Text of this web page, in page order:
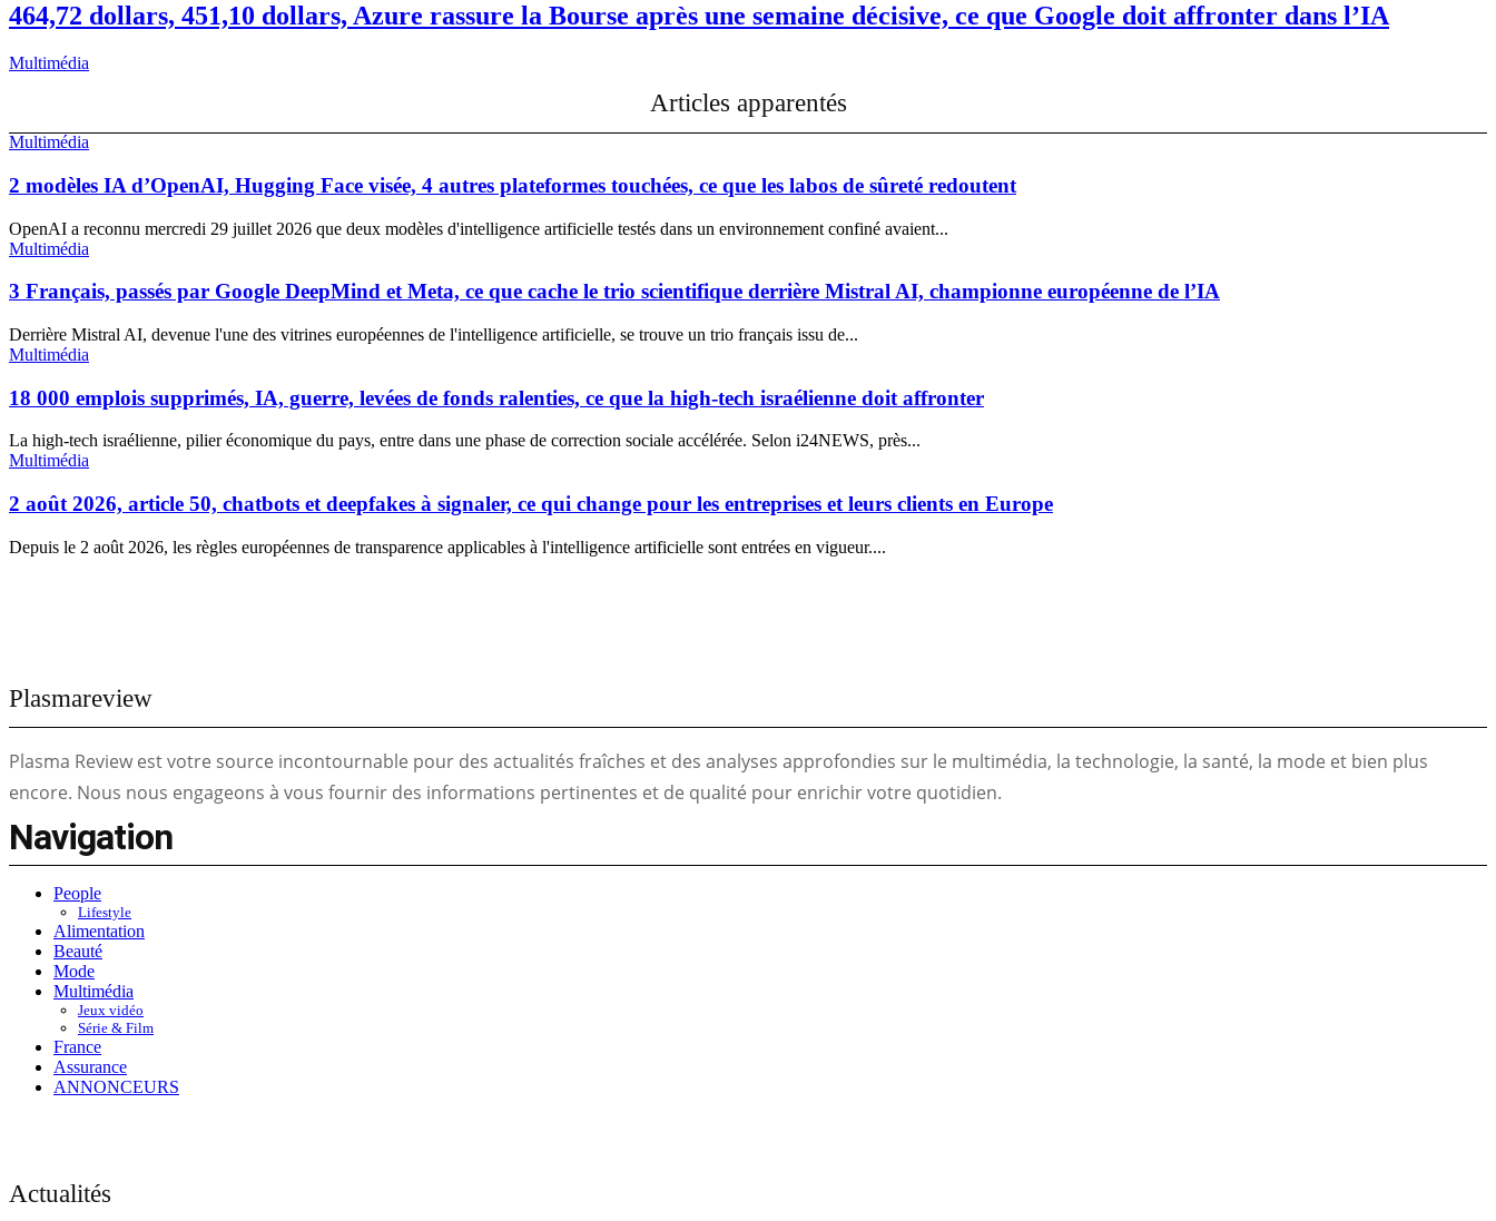
464,72 dollars, 451,10 dollars, Azure rassure la Bourse après une semaine décisive, ce que Google doit affronter dans l’IA
Multimédia
Articles apparentés
Multimédia
2 modèles IA d’OpenAI, Hugging Face visée, 4 autres plateformes touchées, ce que les labos de sûreté redoutent
OpenAI a reconnu mercredi 29 juillet 2026 que deux modèles d'intelligence artificielle testés dans un environnement confiné avaient...
Multimédia
3 Français, passés par Google DeepMind et Meta, ce que cache le trio scientifique derrière Mistral AI, championne européenne de l’IA
Derrière Mistral AI, devenue l'une des vitrines européennes de l'intelligence artificielle, se trouve un trio français issu de...
Multimédia
18 000 emplois supprimés, IA, guerre, levées de fonds ralenties, ce que la high-tech israélienne doit affronter
La high-tech israélienne, pilier économique du pays, entre dans une phase de correction sociale accélérée. Selon i24NEWS, près...
Multimédia
2 août 2026, article 50, chatbots et deepfakes à signaler, ce qui change pour les entreprises et leurs clients en Europe
Depuis le 2 août 2026, les règles européennes de transparence applicables à l'intelligence artificielle sont entrées en vigueur....
Plasmareview
Plasma Review est votre source incontournable pour des actualités fraîches et des analyses approfondies sur le multimédia, la technologie, la santé, la mode et bien plus
encore. Nous nous engageons à vous fournir des informations pertinentes et de qualité pour enrichir votre quotidien.
Navigation
People
Lifestyle
Alimentation
Beauté
Mode
Multimédia
Jeux vidéo
Série & Film
France
Assurance
ANNONCEURS
Actualités